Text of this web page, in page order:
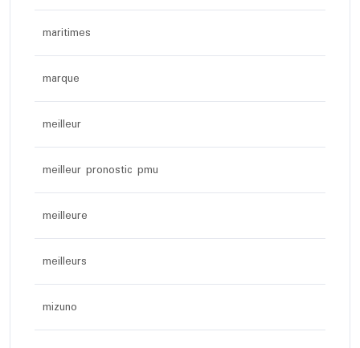
maritimes
marque
meilleur
meilleur pronostic pmu
meilleure
meilleurs
mizuno